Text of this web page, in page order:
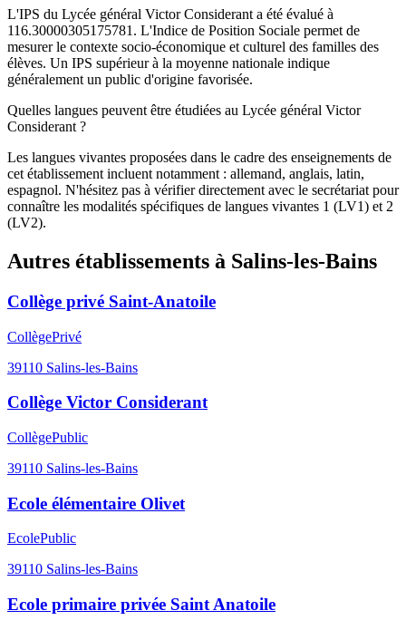
L'IPS du Lycée général Victor Considerant a été évalué à
116.30000305175781. L'Indice de Position Sociale permet de
mesurer le contexte socio-économique et culturel des familles des
élèves. Un IPS supérieur à la moyenne nationale indique
généralement un public d'origine favorisée.
Quelles langues peuvent être étudiées au Lycée général Victor
Considerant ?
Les langues vivantes proposées dans le cadre des enseignements de
cet établissement incluent notamment : allemand, anglais, latin,
espagnol. N'hésitez pas à vérifier directement avec le secrétariat pour
connaître les modalités spécifiques de langues vivantes 1 (LV1) et 2
(LV2).
Autres établissements à Salins-les-Bains
Collège privé Saint-Anatoile
CollègePrivé
39110 Salins-les-Bains
Collège Victor Considerant
CollègePublic
39110 Salins-les-Bains
Ecole élémentaire Olivet
EcolePublic
39110 Salins-les-Bains
Ecole primaire privée Saint Anatoile